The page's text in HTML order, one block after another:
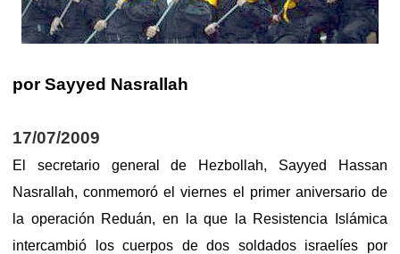
por Sayyed Nasrallah
17/07/2009
El secretario general de Hezbollah, Sayyed Hassan
Nasrallah, conmemoró el viernes el primer aniversario de
la operación Reduán, en la que la Resistencia Islámica
intercambió los cuerpos de dos soldados israelíes por